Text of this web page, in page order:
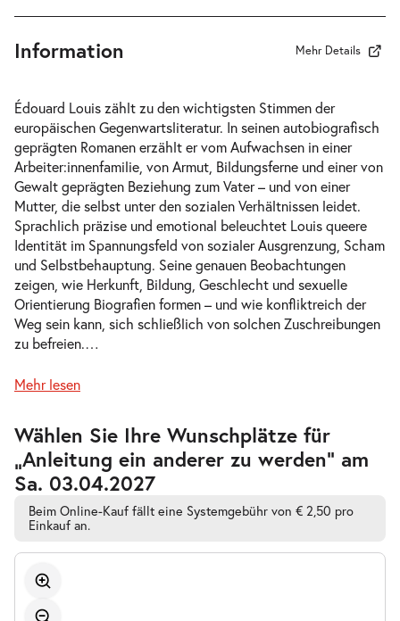
Anleitung ein anderer zu werden-
Sa.
24.04.2027
Sa. 24.04.2027
19:30 Uhr
Tickets
Anleitung ein anderer zu werden-
Do.
29.04.2027
Do. 29.04.2027
19:30 Uhr
Tickets
Anleitung ein anderer zu werden -
Fr.
Fr. 21.05.2027
19:30 Uhr
Information Mehr Details
Édouard Louis zählt zu den wichtigsten Stimmen der
europäischen Gegenwartsliteratur. In seinen autobiografisch
geprägten Romanen erzählt er vom Aufwachsen in einer
Arbeiter:innenfamilie, von Armut, Bildungsferne und einer von
Gewalt geprägten Beziehung zum Vater – und von einer
Mutter, die selbst unter den sozialen Verhältnissen leidet.
Sprachlich präzise und emotional beleuchtet Louis queere
Identität im Spannungsfeld von sozialer Ausgrenzung, Scham
und Selbstbehauptung. Seine genauen Beobachtungen
zeigen, wie Herkunft, Bildung, Geschlecht und sexuelle
Orientierung Biografien formen – und wie konfliktreich der
Weg sein kann, sich schließlich von solchen Zuschreibungen
zu befreien.…
Mehr lesen
Wählen Sie Ihre Wunschplätze für
„Anleitung ein anderer zu werden” am
Sa. 03.04.2027
Beim Online-Kauf fällt eine Systemgebühr von € 2,50 pro
Einkauf an.
Zur
barrierefreien
automatischen
Bestplatzwahl